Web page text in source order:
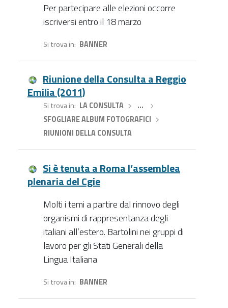
Per partecipare alle elezioni occorre
iscriversi entro il 18 marzo
Si trova in BANNER
Riunione della Consulta a Reggio
Emilia (2011)
Si trova in LA CONSULTA› …
SFOGLIARE ALBUM FOTOGRAFICI
RIUNIONI DELLA CONSULTA
Si è tenuta a Roma l’assemblea
plenaria del Cgie
Molti i temi a partire dal rinnovo degli
organismi di rappresentanza degli
italiani all’estero. Bartolini nei gruppi di
lavoro per gli Stati Generali della
Lingua Italiana
Si trova in BANNER